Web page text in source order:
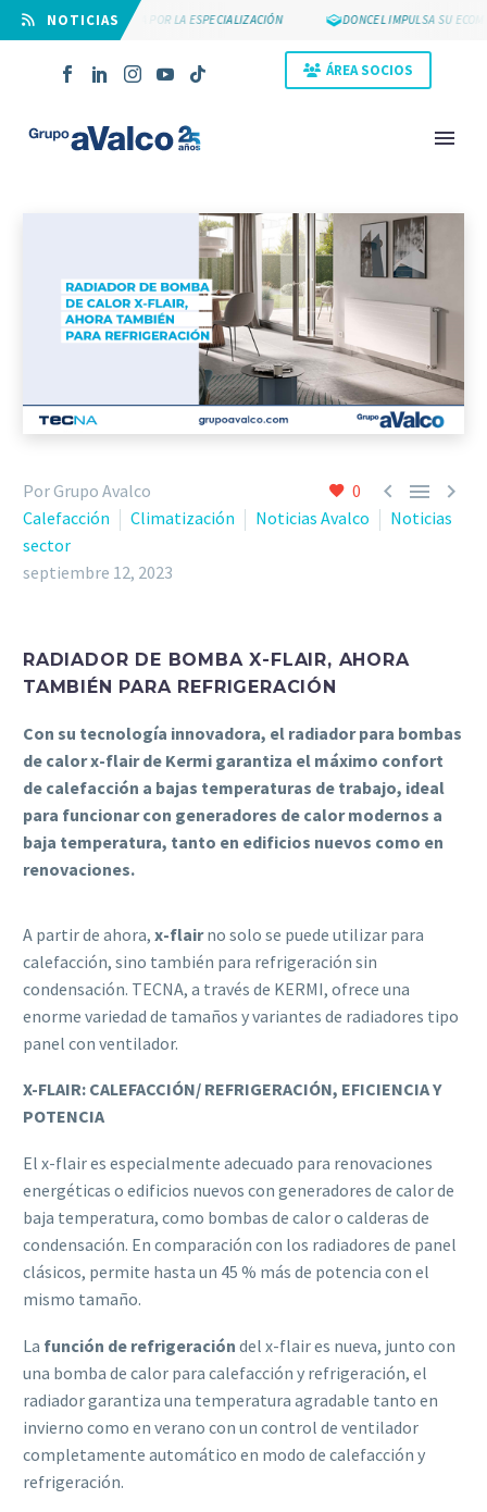
⠀NOTICIAS
SUYCAL 2000 APUESTA POR LA ESPECIALIZACIÓN DONCEL IMPULSA SU
ÁREA SOCIOS
0   
Por Grupo Avalco
Calefacción
Climatización Noticias Avalco
Noticias
sector
septiembre 12, 2023
RADIADOR DE BOMBA X-FLAIR, AHORA
TAMBIÉN PARA REFRIGERACIÓN
Con su tecnología innovadora, el radiador para bombas
de calor x-flair de Kermi garantiza el máximo confort
de calefacción a bajas temperaturas de trabajo, ideal
para funcionar con generadores de calor modernos a
baja temperatura, tanto en edificios nuevos como en
renovaciones.
A partir de ahora, x-flairno solo se puede utilizar para
calefacción, sino también para refrigeración sin
condensación. TECNA, a través de KERMI, ofrece una
enorme variedad de tamaños y variantes de radiadores tipo
panel con ventilador.
X-FLAIR: CALEFACCIÓN/ REFRIGERACIÓN, EFICIENCIA Y
POTENCIA
El x-flair es especialmente adecuado para renovaciones
energéticas o edificios nuevos con generadores de calor de
baja temperatura, como bombas de calor o calderas de
condensación. En comparación con los radiadores de panel
clásicos, permite hasta un 45 % más de potencia con el
mismo tamaño.
La función de refrigeración del x-flair es nueva, junto con
una bomba de calor para calefacción y refrigeración, el
radiador garantiza una temperatura agradable tanto en
invierno como en verano con un control de ventilador
completamente automático en modo de calefacción y
refrigeración.